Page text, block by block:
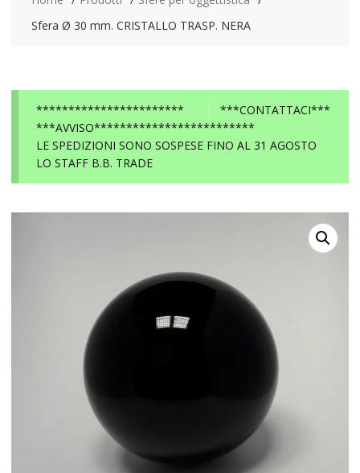
Sfera Ø 30 mm. CRISTALLO TRASP. NERA
***CONTATTACI***
***********************
***AVVISO*************************
LE SPEDIZIONI SONO SOSPESE FINO AL 31 AGOSTO
LO STAFF B.B. TRADE